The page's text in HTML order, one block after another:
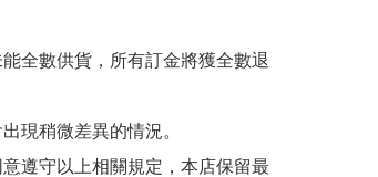
全數供貨，所有訂金將獲全數退
現稍微差異的情況。
遵守以上相關規定，本店保留最